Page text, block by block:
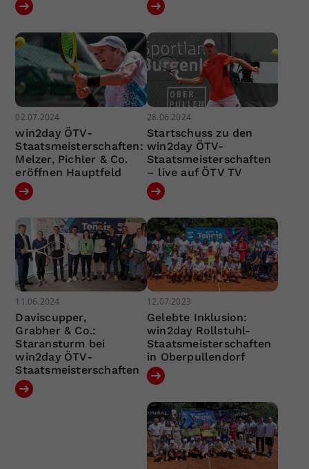
02.07.2024
win2day ÖTV-
Staatsmeisterschaften:
Melzer, Pichler & Co.
eröffnen Hauptfeld
28.06.2024
Startschuss zu den
win2day ÖTV-
Staatsmeisterschaften
– live auf ÖTV TV
11.06.2024
Daviscupper,
Grabher & Co.:
Staransturm bei
win2day ÖTV-
Staatsmeisterschaften
12.07.2023
Gelebte Inklusion:
win2day Rollstuhl-
Staatsmeisterschaften
in Oberpullendorf